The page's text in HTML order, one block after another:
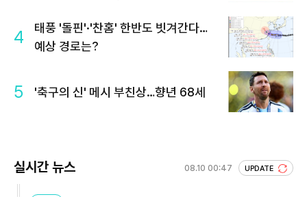
4
태풍 '돌핀'·'찬홈' 한반도 빗겨간다…
예상 경로는?
5 '축구의 신' 메시 부친상…향년 68세
실시간 뉴스 08.10 00:47 UPDATE